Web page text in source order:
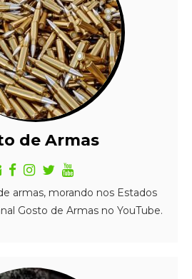
de Armas
armas, morando nos Estados
Gosto de Armas no YouTube.